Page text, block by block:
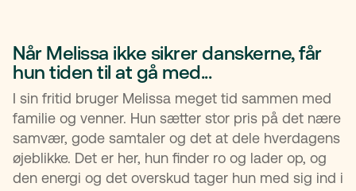
Når Melissa ikke sikrer danskerne, får
hun tiden til at gå med...
I sin fritid bruger Melissa meget tid sammen med
familie og venner. Hun sætter stor pris på det nære
samvær, gode samtaler og det at dele hverdagens
øjeblikke. Det er her, hun finder ro og lader op, og
den energi og det overskud tager hun med sig ind i